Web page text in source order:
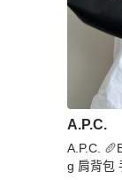
A.P.C.
A.P.C.
g 肩背包